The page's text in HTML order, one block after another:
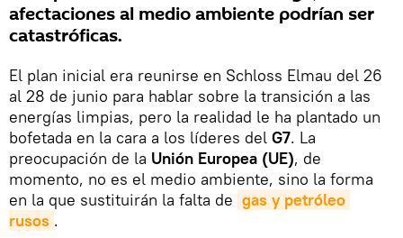
afectaciones al medio ambiente podrían ser
catastróficas.
El plan inicial era reunirse en Schloss Elmau del 26
al 28 de junio para hablar sobre la transición a las
energías limpias, pero la realidad le ha plantado un
bofetada en la cara a los líderes del G7. La
preocupación de la Unión Europea (UE), de
momento, no es el medio ambiente, sino la forma
en la que sustituirán la falta de gas y petróleo
rusos .